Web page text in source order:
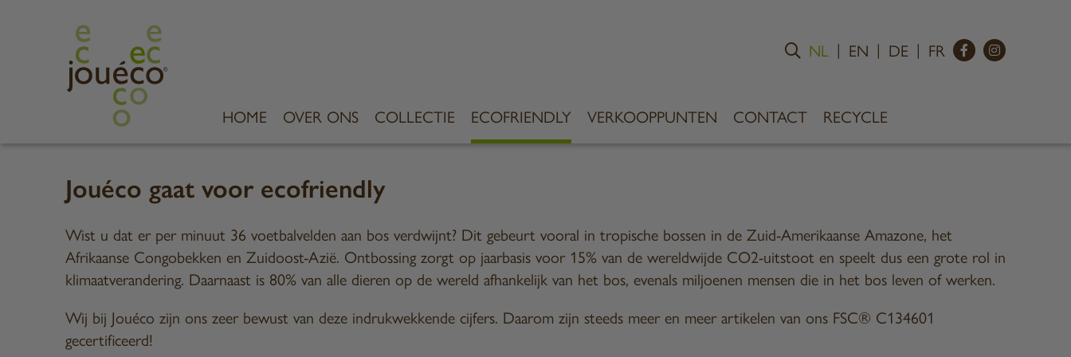
NL EN DE FR
HOME OVER ONS COLLECTIE ECOFRIENDLY VERKOOPPUNTEN CONTACT RECYCLE
Jouéco gaat voor ecofriendly
Wist u dat er per minuut 36 voetbalvelden aan bos verdwijnt? Dit gebeurt vooral in tropische bossen in de Zuid-Amerikaanse Amazone, het
Afrikaanse Congobekken en Zuidoost-Azië. Ontbossing zorgt op jaarbasis voor 15% van de wereldwijde CO2-uitstoot en speelt dus een grote rol in
klimaatverandering. Daarnaast is 80% van alle dieren op de wereld afhankelijk van het bos, evenals miljoenen mensen die in het bos leven of werken.
Wij bij Jouéco zijn ons zeer bewust van deze indrukwekkende cijfers. Daarom zijn steeds meer en meer artikelen van ons FSC® C134601
gecertificeerd!